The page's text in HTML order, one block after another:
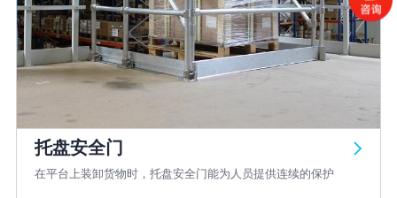
托盘安全门
在平台上装卸货物时，托盘安全门能为人员提供连续的保护